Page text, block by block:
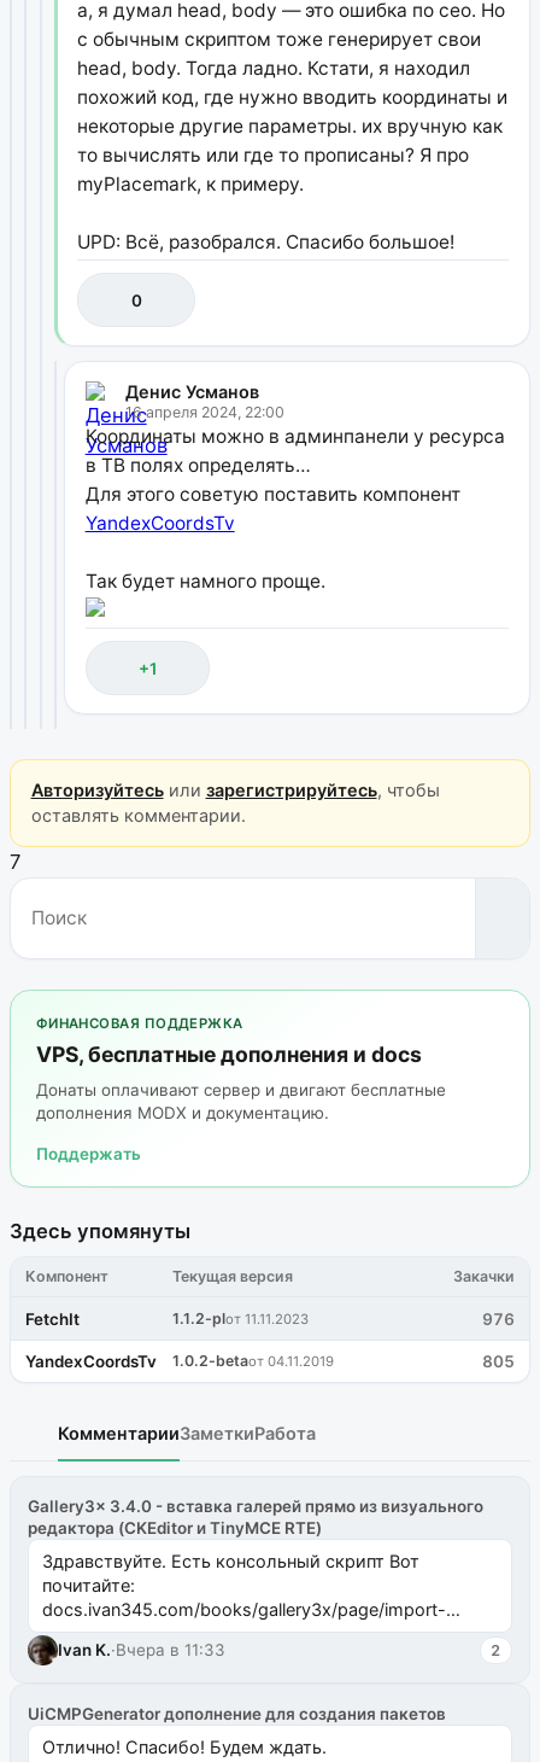
а, я думал head, body — это ошибка по сео. Но
с обычным скриптом тоже генерирует свои
head, body. Тогда ладно. Кстати, я находил
похожий код, где нужно вводить координаты и
некоторые другие параметры. их вручную как
то вычислять или где то прописаны? Я про
myPlacemark, к примеру.
UPD: Всё, разобрался. Спасибо большое!
0
Денис Усманов
16 апреля 2024, 22:00
Координаты можно в админпанели у ресурса
в ТВ полях определять…
Для этого советую поставить компонент
YandexCoordsTv
Так будет намного проще.
+1
Авторизуйтесьили зарегистрируйтесь, чтобы
оставлять комментарии.
7
ФИНАНСОВАЯ ПОДДЕРЖКА
VPS, бесплатные дополнения и docs
Донаты оплачивают сервер и двигают бесплатные
дополнения MODX и документацию.
Поддержать
Здесь упомянуты
Компонент Текущая версия Закачки
FetchIt 1.1.2-plот 11.11.2023 976
YandexCoordsTv 1.0.2-betaот 04.11.2019 805
КомментарииЗаметкиРабота
Gallery3x 3.4.0 - вставка галерей прямо из визуального
редактора (CKEditor и TinyMCE RTE)
Здравствуйте. Есть консольный скрипт Вот
почитайте:
docs.ivan345.com/books/gallery3x/page/import-
ms2galleryphp
Ivan K.·Вчера в 11:33 2
UiCMPGenerator дополнение для создания пакетов
Отлично! Спасибо! Будем ждать.